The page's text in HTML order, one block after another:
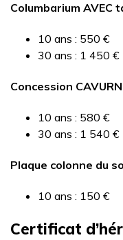
Columbarium AVEC
10 ans : 550 €
30 ans : 1 450 €
Concession
10 ans : 580 €
30 ans : 1 540 €
Plaque colonne du
10 ans : 150 €
Certificat